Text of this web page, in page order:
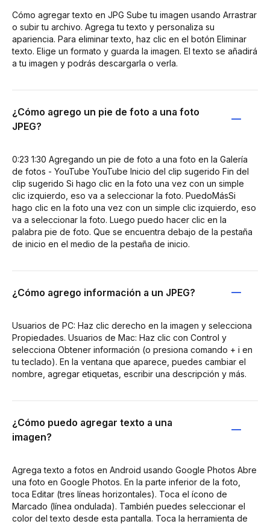
Cómo agregar texto en JPG Sube tu imagen usando Arrastrar
o subir tu archivo. Agrega tu texto y personaliza su
apariencia. Para eliminar texto, haz clic en el botón Eliminar
texto. Elige un formato y guarda la imagen. El texto se añadirá
a tu imagen y podrás descargarla o verla.
¿Cómo agrego un pie de foto a una foto
JPEG?
0:23 1:30 Agregando un pie de foto a una foto en la Galería
de fotos - YouTube YouTube Inicio del clip sugerido Fin del
clip sugerido Si hago clic en la foto una vez con un simple
clic izquierdo, eso va a seleccionar la foto. PuedoMásSi
hago clic en la foto una vez con un simple clic izquierdo, eso
va a seleccionar la foto. Luego puedo hacer clic en la
palabra pie de foto. Que se encuentra debajo de la pestaña
de inicio en el medio de la pestaña de inicio.
¿Cómo agrego información a un JPEG?
Usuarios de PC: Haz clic derecho en la imagen y selecciona
Propiedades. Usuarios de Mac: Haz clic con Control y
selecciona Obtener información (o presiona comando + i en
tu teclado). En la ventana que aparece, puedes cambiar el
nombre, agregar etiquetas, escribir una descripción y más.
¿Cómo puedo agregar texto a una
imagen?
Agrega texto a fotos en Android usando Google Photos Abre
una foto en Google Photos. En la parte inferior de la foto,
toca Editar (tres líneas horizontales). Toca el ícono de
Marcado (línea ondulada). También puedes seleccionar el
color del texto desde esta pantalla. Toca la herramienta de